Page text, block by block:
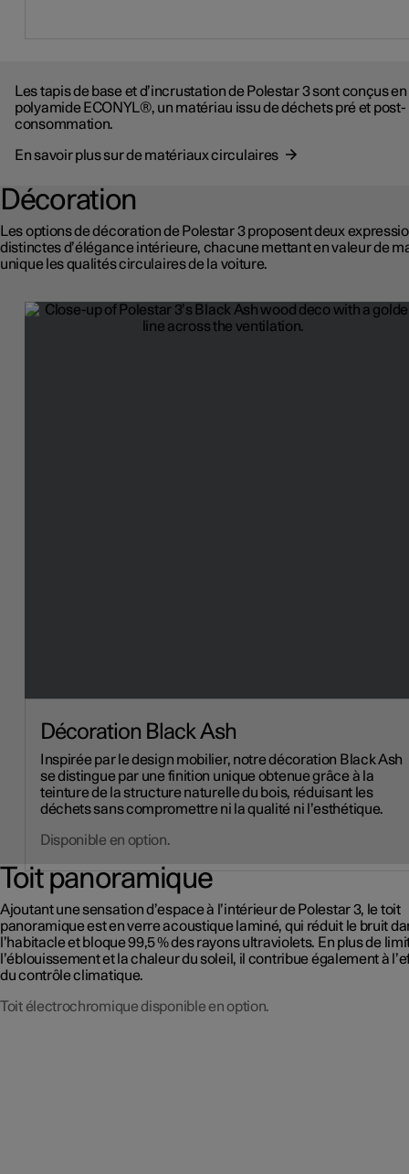
Les tapis de base et d’incrustation de Polestar 3 sont conçus en
polyamide ECONYL®, un matériau issu de déchets pré et post-
consommation.
En savoir plus sur de matériaux circulaires
Décoration
Les options de décoration de Polestar 3 proposent deux
distinctes d’élégance intérieure, chacune mettant en valeur de
unique les qualités circulaires de la voiture.
Décoration Black Ash
Inspirée par le design mobilier, notre décoration Black Ash
se distingue par une finition unique obtenue grâce à la
teinture de la structure naturelle du bois, réduisant les
déchets sans compromettre ni la qualité ni l’esthétique.
Disponible en option.
Toit panoramique
Ajoutant une sensation d’espace à l’intérieur de Polestar 3, le toit
panoramique est en verre acoustique laminé, qui réduit le bruit
l’habitacle et bloque 99,5 % des rayons ultraviolets. En plus de
l’éblouissement et la chaleur du soleil, il contribue également à
du contrôle climatique.
Toit électrochromique disponible en option.